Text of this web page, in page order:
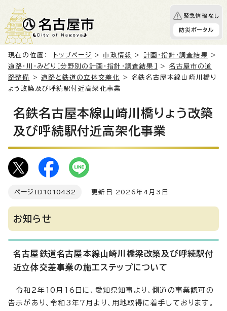
緊急情報なし
防災ポータル
現在の位置： トップページ >市政情報 > 計画・指針・調査結果
>
道路・川・みどり［分野別の計画・指針・調査結果］
> 名古屋市の道
路整備
>道路と鉄道の立体交差化
> 名鉄名古屋本線山崎川橋り
ょう改築及び呼続駅付近高架化事業
名鉄名古屋本線山崎川橋りょう改築
及び呼続駅付近高架化事業
ページID 1010432 更新日 2026年4月3日
お知らせ
名古屋鉄道名古屋本線山崎川橋梁改築及び呼続駅付
近立体交差事業の施工ステップについて
令和2年10月16日に、愛知県知事より、側道の事業認可の
告示があり、令和3年7月より、用地取得に着手しております。